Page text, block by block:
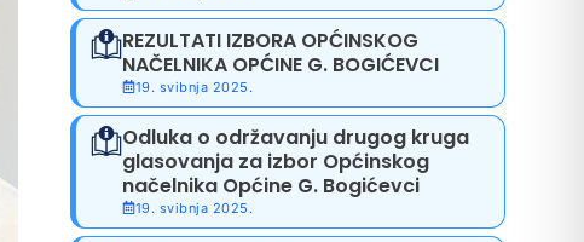
REZULTATI IZBORA OPĆINSKOG
NAČELNIKA OPĆINE G. BOGIĆEVCI
19. svibnja 2025.
Odluka o održavanju drugog kruga
glasovanja za izbor Općinskog
načelnika Općine G. Bogićevci
19. svibnja 2025.